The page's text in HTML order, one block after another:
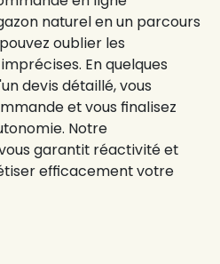
naturelen un parcours
oublier les
En quelques
devis détaillé, vous
et vous finalisez
Notre
garantit réactivité et
efficacement votre